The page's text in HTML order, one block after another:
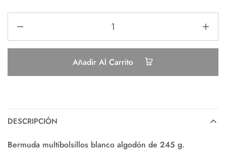
Añadir Al Carrito
DESCRIPCIÓN
Bermuda multibolsillos blanco algodón de 245 g.